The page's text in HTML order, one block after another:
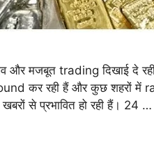
और मजबूत trading दिखाई दे
कर रही हैं और कुछ शहरों में
से प्रभावित हो रही हैं। 24 …